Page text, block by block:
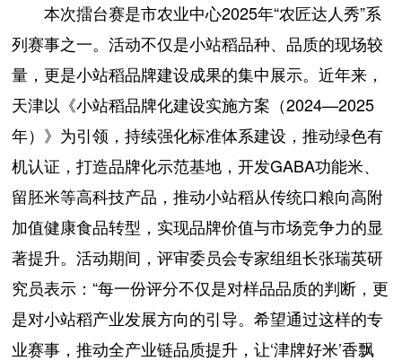
本次擂台赛是市农业中心2025年“农匠达人秀”系
列赛事之一。活动不仅是小站稻品种、品质的现场较
量，更是小站稻品牌建设成果的集中展示。近年来，
天津以《小站稻品牌化建设实施方案（2024—2025
年）》为引领，持续强化标准体系建设，推动绿色有
机认证，打造品牌化示范基地，开发GABA功能米、
留胚米等高科技产品，推动小站稻从传统口粮向高附
加值健康食品转型，实现品牌价值与市场竞争力的显
著提升。活动期间，评审委员会专家组组长张瑞英研
究员表示：“每一份评分不仅是对样品品质的判断，更
是对小站稻产业发展方向的引导。希望通过这样的专
业赛事，推动全产业链品质提升，让‘津牌好米’香飘